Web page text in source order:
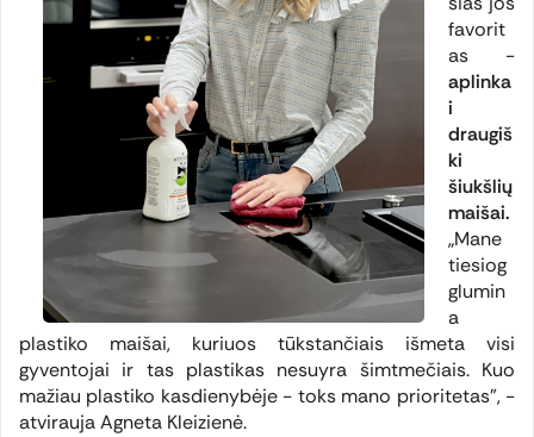
favorit
as -
aplinka
i
draugiš
ki
šiukšlių
maišai.
„Mane
tiesiog
glumin
a
plastiko maišai, kuriuos tūkstančiais išmeta visi
gyventojai ir tas plastikas nesuyra šimtmečiais. Kuo
mažiau plastiko kasdienybėje - toks mano prioritetas", -
atvirauja Agneta Kleizienė.